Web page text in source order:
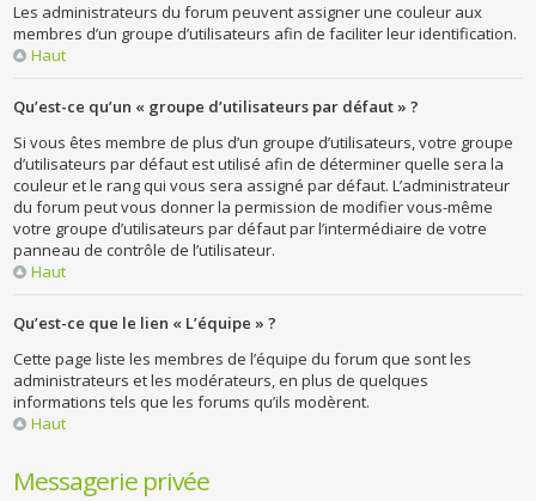
Les administrateurs du forum peuvent assigner une couleur aux
membres d’un groupe d’utilisateurs afin de faciliter leur identification.
Haut
Qu’est-ce qu’un « groupe d’utilisateurs par défaut » ?
Si vous êtes membre de plus d’un groupe d’utilisateurs, votre groupe
d’utilisateurs par défaut est utilisé afin de déterminer quelle sera la
couleur et le rang qui vous sera assigné par défaut. L’administrateur
du forum peut vous donner la permission de modifier vous-même
votre groupe d’utilisateurs par défaut par l’intermédiaire de votre
panneau de contrôle de l’utilisateur.
Haut
Qu’est-ce que le lien « L’équipe » ?
Cette page liste les membres de l’équipe du forum que sont les
administrateurs et les modérateurs, en plus de quelques
informations tels que les forums qu’ils modèrent.
Haut
Messagerie privée